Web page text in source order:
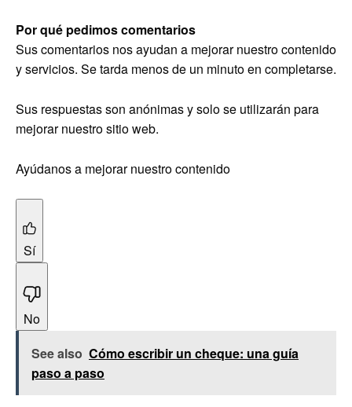
Por qué pedimos comentarios
Sus comentarios nos ayudan a mejorar nuestro contenido
y servicios. Se tarda menos de un minuto en completarse.
Sus respuestas son anónimas y solo se utilizarán para
mejorar nuestro sitio web.
Ayúdanos a mejorar nuestro contenido
Sí
No
See also Cómo escribir un cheque: una guía
paso a paso